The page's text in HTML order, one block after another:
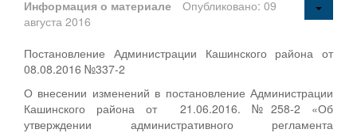
Информация о материале
Опубликовано: 09
августа 2016
Постановление Администрации Кашинского района от
08.08.2016 №337-2
О внесении изменений в постановление Администрации
Кашинского района от 21.06.2016. №258-2 «Об
утверждении административного регламента